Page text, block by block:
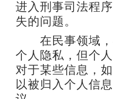
进入刑事司法程
失的问题。
在民事领域，
个人隐私，但个
对于某些信息，
以被归入个人信